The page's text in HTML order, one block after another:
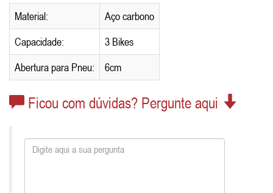
Material:
Aço carbono
Capacidade:
3 Bikes
Abertura para Pneu:
6cm
Ficou com dúvidas? Pergunte aqui